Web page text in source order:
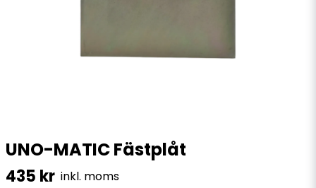
UNO-MATIC Fästplåt
435 kr inkl. moms